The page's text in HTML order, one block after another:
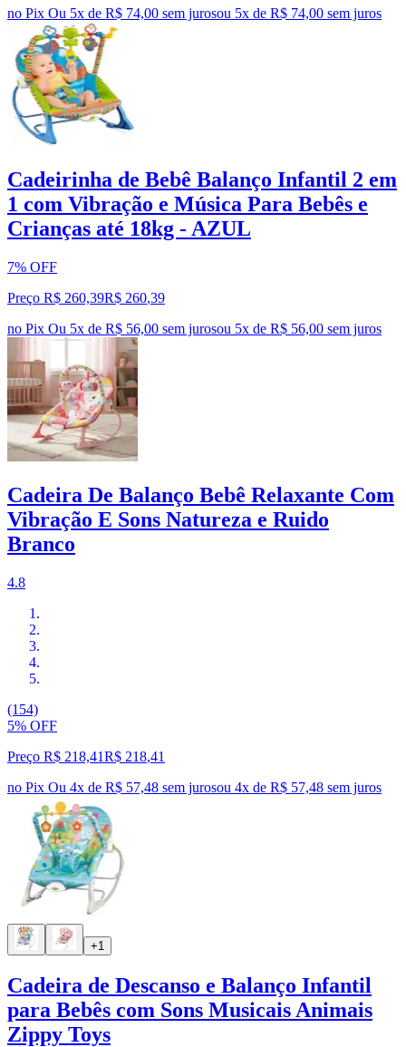
no Pix Ou 5x de R$ 74,00 sem jurosou 5x de R$ 74,00 sem juros
Cadeirinha de Bebê Balanço Infantil 2 em
1 com Vibração e Música Para Bebês e
Crianças até 18kg - AZUL
7% OFF
Preço R$ 260,39R$ 260,39
no Pix Ou 5x de R$ 56,00 sem jurosou 5x de R$ 56,00 sem juros
Cadeira De Balanço Bebê Relaxante Com
Vibração E Sons Natureza e Ruido
Branco
4.8
(154)
5% OFF
Preço R$ 218,41R$ 218,41
no Pix Ou 4x de R$ 57,48 sem jurosou 4x de R$ 57,48 sem juros
+1
Cadeira de Descanso e Balanço Infantil
para Bebês com Sons Musicais Animais
Zippy Toys